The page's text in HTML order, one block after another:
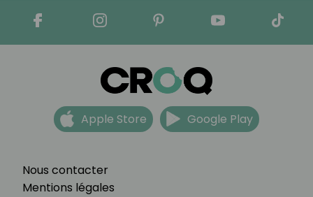
Nous contacter
Mentions légales
Apple Store Google Play